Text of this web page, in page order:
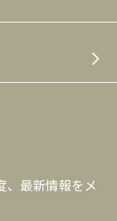
最新情報をメ